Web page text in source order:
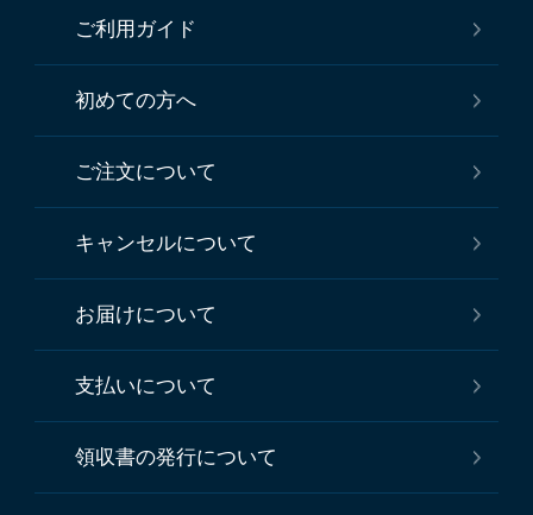
ご利用ガイド
初めての方へ
ご注文について
キャンセルについて
お届けについて
支払いについて
領収書の発行について